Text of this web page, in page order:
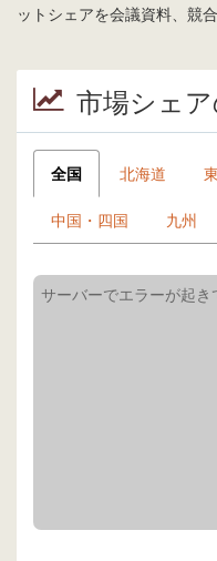
ットシェアを会議資料、競
市場シェ
全国 北海道
中国・四国 九州